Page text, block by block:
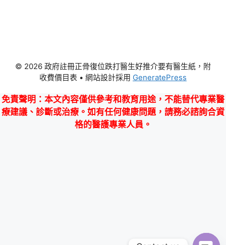
© 2026 政府註冊正骨復位跌打醫生好推介要有醫生紙，附
收費價目表 • 網站設計採用 GeneratePress
免責聲明 ：本文內容僅供參考和教育用途，不能替代專業醫
療建議、診斷或治療。如有任何健康問題，請務必諮詢合資
格的醫護專業人員。